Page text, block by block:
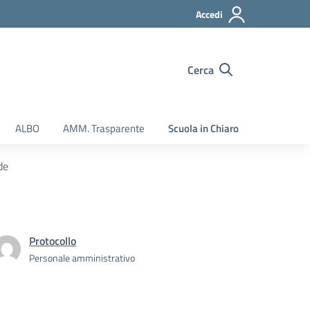
Accedi
Cerca
ALBO AMM. Trasparente Scuola in Chiaro
Protocollo
Personale amministrativo